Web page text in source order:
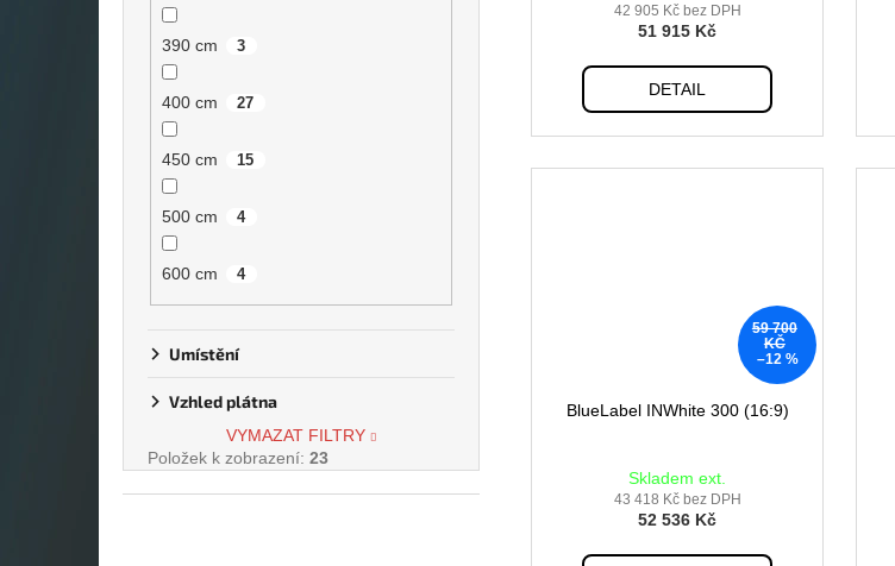
390 cm 3
400 cm 27
450 cm 15
500 cm 4
600 cm 4
Umístění
Vzhled plátna
VYMAZAT FILTRY
Položek k zobrazení: 23
42 905 Kč bez DPH
51 915 Kč
DETAIL
59 700
KČ
–12 %
BlueLabel INWhite 300 (16:9)
Skladem ext.
43 418 Kč bez DPH
52 536 Kč